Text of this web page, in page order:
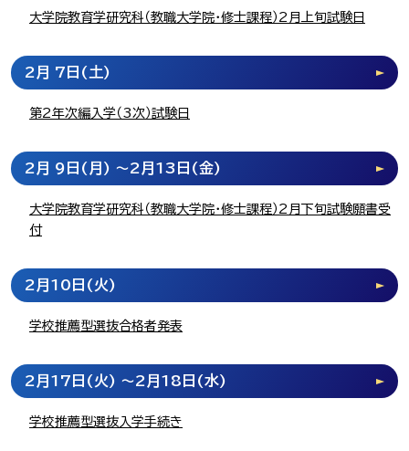
大学院教育学研究科（教職大学院・修士課程）2月上旬試験日
2月 7日 (土)
第2年次編入学（3次）試験日
2月 9日 (月) ～2月13日 (金)
大学院教育学研究科（教職大学院・修士課程）2月下旬試験願書受
付
2月10日 (火)
学校推薦型選抜合格者発表
2月17日 (火) ～2月18日 (水)
学校推薦型選抜入学手続き